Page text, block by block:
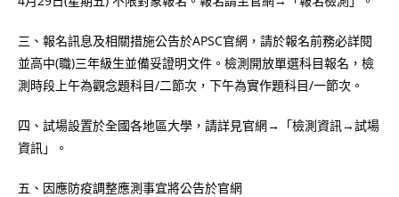
三、報名訊息及相關措施公告於APSC官網，請於報名前務必詳閱
並高中(職)三年級生並備妥證明文件。檢測開放單選科目報名，檢
測時段上午為觀念題科目/二節次，下午為實作題科目/一節次。
四、試場設置於全國各地區大學，請詳見官網→「檢測資訊→試場
資訊」。
五、因應防疫調整應測事宜將公告於官網